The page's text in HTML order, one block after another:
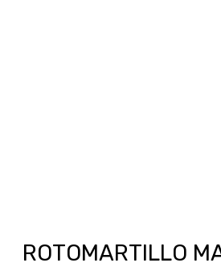
ROTOMARTILLO